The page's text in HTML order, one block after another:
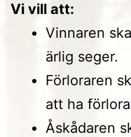
Vi vill att:
Vinnaren
ärlig seger.
Förloraren
att ha
Åskådaren